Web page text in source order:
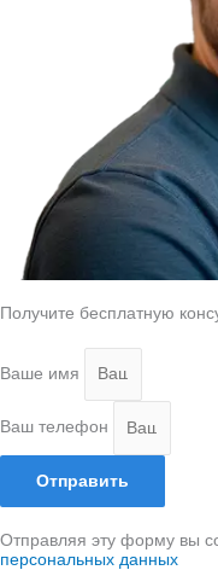
Получите бесплатную
Ваше имя
Ваш телефон
Отправить
Отправляя эту форму вы
персональных данных